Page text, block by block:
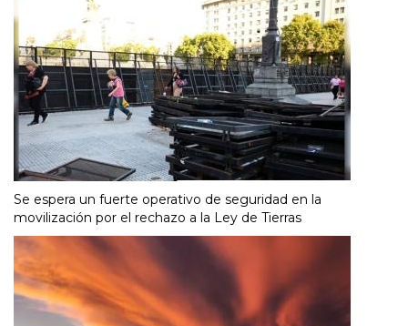
Se espera un fuerte operativo de seguridad en la
movilización por el rechazo a la Ley de Tierras